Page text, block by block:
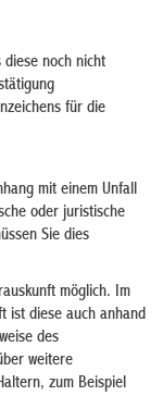
diese noch nicht
für die
mit einem Unfall
oder juristische
Sie dies
möglich. Im
ist diese auch anhand
des
weitere
zum Beispiel